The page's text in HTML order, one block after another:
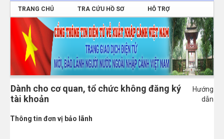
TRANG CHỦ TRA CỨU HỒ SƠ HỖ TRỢ
ĐĂNG NHẬP
Dành cho cơ quan, tổ chức không đăng ký
tài khoản
Hướng
dẫn
Thông tin đơn vị bảo lãnh